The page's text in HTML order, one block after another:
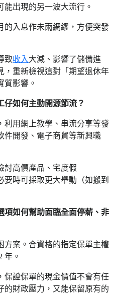
能出現的另一波大流行。
的入息作未雨綢繆，方便突發
致收入 大減、影響了儲備進
，重新檢視這對「期望退休年
質影響。
仔如何主動開源節流？
利用網上教學、串流分享等發
件開發、電子商貿等新興職
討高價產品、宅度假
要時可採取更大舉動（如搬到
項如何幫助面臨全面停薪、非
方案。合資格的指定保單主權
年。
保證保單的現金價值不會有任
的財政壓力，又能保留原有的